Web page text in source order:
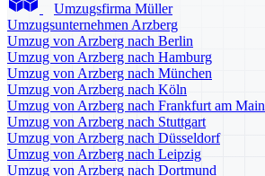
Umzugsfirma Müller
Umzugsunternehmen Arzberg
Umzug von Arzberg nach Berlin
Umzug von Arzberg nach Hamburg
Umzug von Arzberg nach München
Umzug von Arzberg nach Köln
Umzug von Arzberg nach Frankfurt am Main
Umzug von Arzberg nach Stuttgart
Umzug von Arzberg nach Düsseldorf
Umzug von Arzberg nach Leipzig
Umzug von Arzberg nach Dortmund